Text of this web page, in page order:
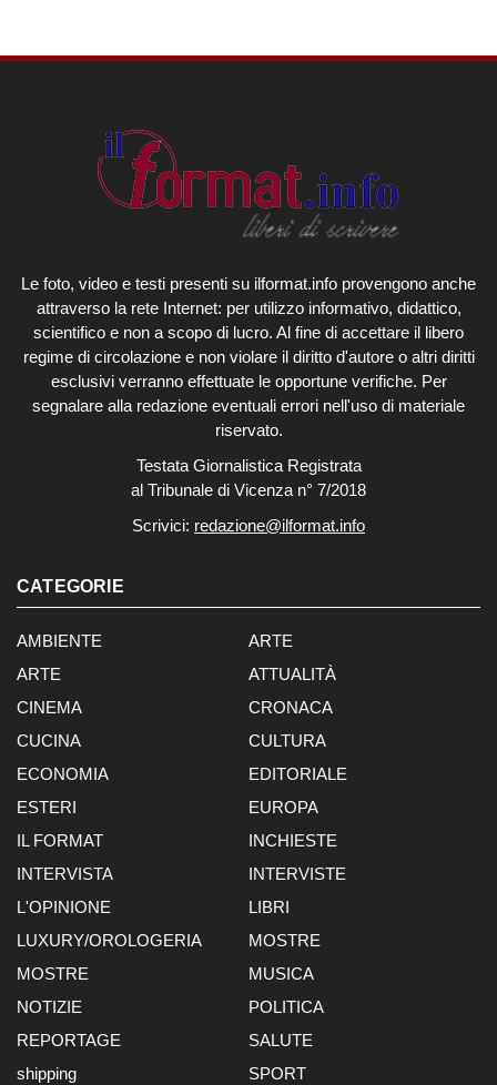
Le foto, video e testi presenti su ilformat.info provengono anche
attraverso la rete Internet: per utilizzo informativo, didattico,
scientifico e non a scopo di lucro. Al fine di accettare il libero
regime di circolazione e non violare il diritto d'autore o altri diritti
esclusivi verranno effettuate le opportune verifiche. Per
segnalare alla redazione eventuali errori nell'uso di materiale
riservato.
Testata Giornalistica Registrata
al Tribunale di Vicenza n° 7/2018
Scrivici: redazione@ilformat.info
CATEGORIE
AMBIENTE
ARTE
ARTE
ATTUALITÀ
CINEMA
CRONACA
CUCINA
CULTURA
ECONOMIA
EDITORIALE
ESTERI
EUROPA
IL FORMAT
INCHIESTE
INTERVISTA
INTERVISTE
L'OPINIONE
LIBRI
LUXURY/OROLOGERIA
MOSTRE
MOSTRE
MUSICA
NOTIZIE
POLITICA
REPORTAGE
SALUTE
shipping
SPORT